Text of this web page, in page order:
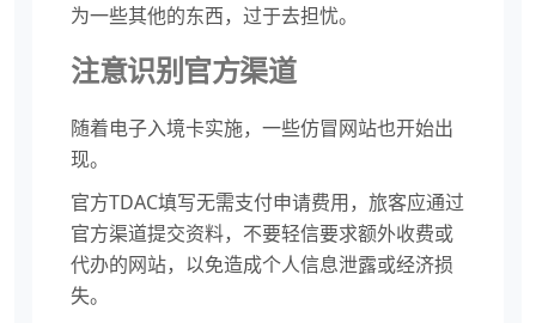
为一些其他的东西，过于去担忧。
注意识别官方渠道
随着电子入境卡实施，一些仿冒网站也开始出
现。
官方TDAC填写无需支付申请费用，旅客应通过
官方渠道提交资料，不要轻信要求额外收费或
代办的网站，以免造成个人信息泄露或经济损
失。